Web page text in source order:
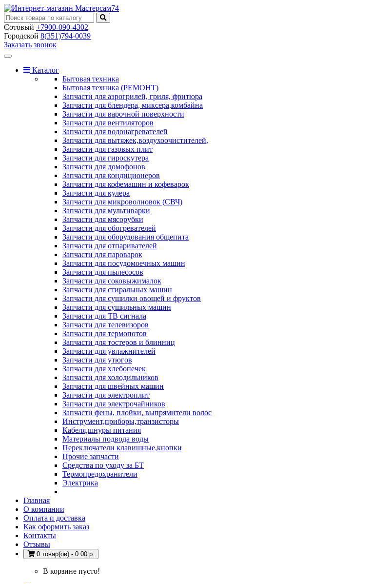
Сотовый +7900-090-4302
Городской 8(351)794-0039
Заказать звонок
Toggle
navigationКаталог
Бытовая техника
Бытовая техника (РЕМОНТ)
Запчасти для аэрогрилей, гриля, фритюра
Запчасти для блендера, миксера,комбайна
Запчасти для варочной поверхности
Запчасти для вентиляторов
Запчасти для водонагревателей
Запчасти для вытяжек,воздухоочистителей,
Запчасти для газовых плит
Запчасти для гироскутера
Запчасти для домофонов
Запчасти для кондиционеров
Запчасти для кофемашин и кофеварок
Запчасти для кулера
Запчасти для микроволновок (СВЧ)
Запчасти для мультиварки
Запчасти для мясорубки
Запчасти для обогревателей
Запчасти для оборудования общепита
Запчасти для отпаривателей
Запчасти для пароварок
Запчасти для посудомоечных машин
Запчасти для пылесосов
Запчасти для соковыжималок
Запчасти для стиральных машин
Запчасти для сушилки овощей и фруктов
Запчасти для сушильных машин
Запчасти для ТВ сигнала
Запчасти для телевизоров
Запчасти для термопотов
Запчасти для тостеров и блинниц
Запчасти для увлажнителей
Запчасти для утюгов
Запчасти для хлебопечек
Запчасти для холодильников
Запчасти для швейных машин
Запчасти для электроплит
Запчасти для электрочайников
Запчасти фены, плойки, выпрямители волос
Инструмент,приборы,транзисторы
Кабеля,шнуры питания
Материалы подвода воды
Переключатели клавишные,кнопки
Прочие запчасти
Средства по уходу за БТ
Термопредохранители
Электрика
Главная
О компании
Оплата и доставка
Как оформить заказ
Контакты
Отзывы
0 товар(ов) - 0.00 р.
В корзине пусто!